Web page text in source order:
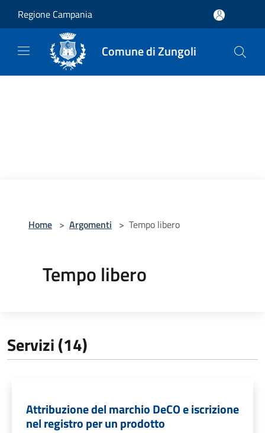
Regione Campania
Comune di Zungoli
Home > Argomenti > Tempo libero
Tempo libero
Servizi (14)
Attribuzione del marchio DeCO e iscrizione
nel registro per un prodotto